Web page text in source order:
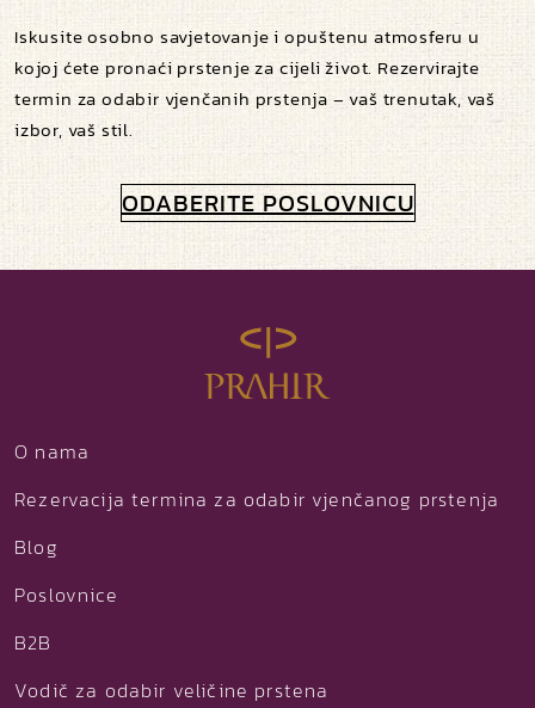
Iskusite osobno savjetovanje i opuštenu atmosferu u
kojoj ćete pronaći prstenje za cijeli život. Rezervirajte
termin za odabir vjenčanih prstenja – vaš trenutak, vaš
izbor, vaš stil.
ODABERITE POSLOVNICU
O nama
Rezervacija termina za odabir vjenčanog prstenja
Blog
Poslovnice
B2B
Vodič za odabir veličine prstena